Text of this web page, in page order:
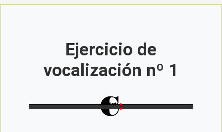
Ejercicio de
vocalización nº 1